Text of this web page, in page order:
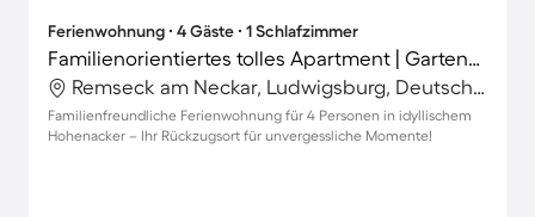
Ferienwohnung ∙ 4 Gäste ∙ 1 Schlafzimmer
Familienorientiertes tolles Apartment | Gartenblick
Remseck am Neckar, Ludwigsburg, Deutschland
Familienfreundliche Ferienwohnung für 4 Personen in idyllischem
Hohenacker – Ihr Rückzugsort für unvergessliche Momente!